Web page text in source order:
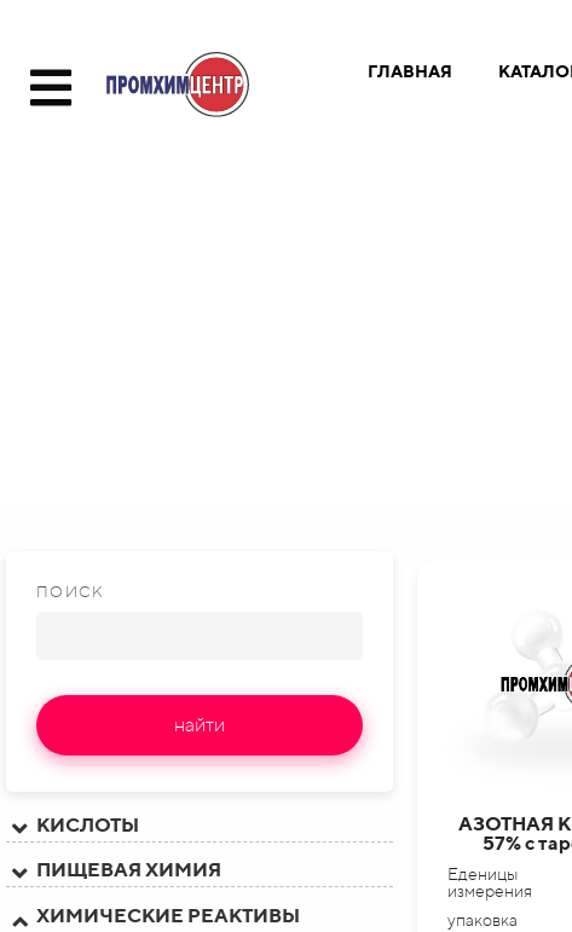
ГЛАВНАЯ
ПОИСК
найти
КИСЛОТЫ
ПИЩЕВАЯ ХИМИЯ
ХИМИЧЕСКИЕ РЕАКТИВЫ
АЗОТНАЯ
57% с
Еденицы
измерения
упаковка